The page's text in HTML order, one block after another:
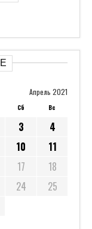
Апрель 2021
Сб Вс
3
4
10
11
17
18
24
25